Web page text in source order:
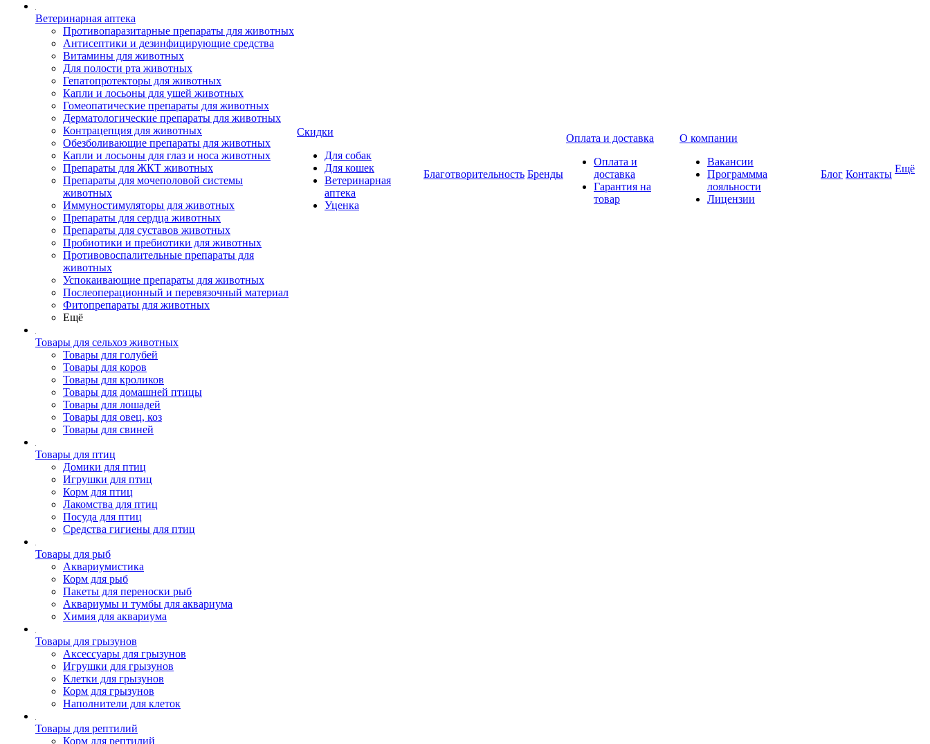
Ветеринарная аптека
Противопаразитарные препараты для животных
Антисептики и дезинфицирующие средства
Витамины для животных
Для полости рта животных
Гепатопротекторы для животных
Капли и лосьоны для ушей животных
Гомеопатические препараты для животных
Дерматологические препараты для животных
Контрацепция для животных
Обезболивающие препараты для животных
Капли и лосьоны для глаз и носа животных
Препараты для ЖКТ животных
Препараты для мочеполовой системы
животных
Иммуностимуляторы для животных
Препараты для сердца животных
Препараты для суставов животных
Пробиотики и пребиотики для животных
Противовоспалительные препараты для
животных
Успокаивающие препараты для животных
Послеоперационный и перевязочный материал
Фитопрепараты для животных
Ещё
Товары для сельхоз животных
Товары для голубей
Товары для коров
Товары для кроликов
Товары для домашней птицы
Товары для лошадей
Товары для овец, коз
Товары для свиней
Товары для птиц
Домики для птиц
Игрушки для птиц
Корм для птиц
Лакомства для птиц
Посуда для птиц
Средства гигиены для птиц
Товары для рыб
Аквариумистика
Корм для рыб
Пакеты для переноски рыб
Аквариумы и тумбы для аквариума
Химия для аквариума
Товары для грызунов
Аксессуары для грызунов
Игрушки для грызунов
Клетки для грызунов
Корм для грызунов
Наполнители для клеток
Товары для рептилий
Корм для рептилий
Скидки
Для собак
Для кошек
Ветеринарная
аптека
Уценка
Благотворительность Бренды
Оплата и доставка
Оплата и
доставка
Гарантия на
товар
О компании
Вакансии
Программма
лояльности
Лицензии
Блог Контакты Ещё